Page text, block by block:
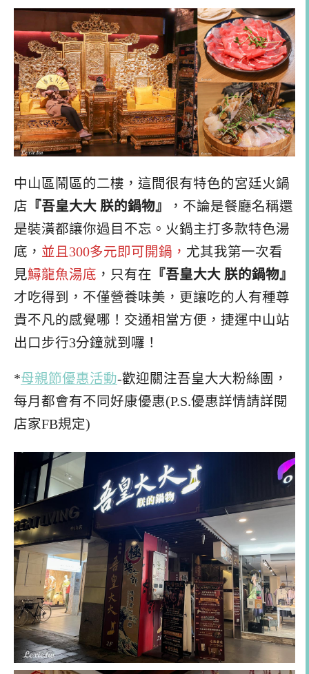
中山區鬧區的二樓，這間很有特色的宮廷火鍋
店 『吾皇大大 朕的鍋物』
，不論是餐廳名稱還
是裝潢都讓你過目不忘。火鍋主打多款特色湯
底， 並且300多元即可開鍋， 尤其我第一次看
見鱘龍魚湯底 ，只有在 『吾皇大大 朕的鍋物』
才吃得到，不僅營養味美，更讓吃的人有種尊
貴不凡的感覺哪！交通相當方便，捷運中山站
出口步行3分鐘就到囉！
*母親節優惠活動-歡迎關注吾皇大大粉絲團，
每月都會有不同好康優惠(P.S.優惠詳情請詳閱
店家FB規定)